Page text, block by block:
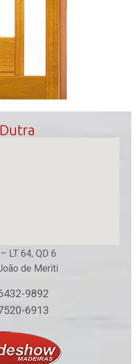
LT 64, QD 6
de Meriti
9892
6913